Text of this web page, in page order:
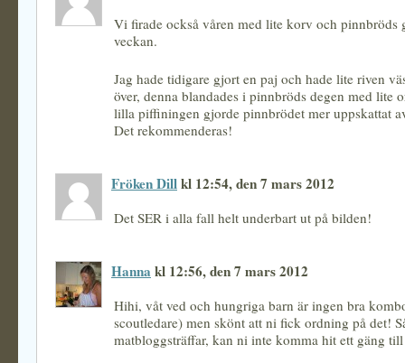
Vi firade också våren med lite korv och
veckan.
Jag hade tidigare gjort en paj och hade lite riven
över, denna blandades i pinnbröds degen med lite
lilla piffiningen gjorde pinnbrödet mer uppskattat
Det rekommenderas!
Fröken Dillkl 12:54, den 7 mars 2012
Det SER i alla fall helt underbart ut på bilden!
Hanna kl 12:56, den 7 mars 2012
Hihi, våt ved och hungriga barn är ingen bra
scoutledare) men skönt att ni fick ordning på det!
matbloggsträffar, kan ni inte komma hit ett gäng